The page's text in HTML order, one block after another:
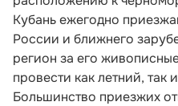
Кубань ежегодно
России и ближнего
регион за его
провести как летний, так
Большинство приезжих